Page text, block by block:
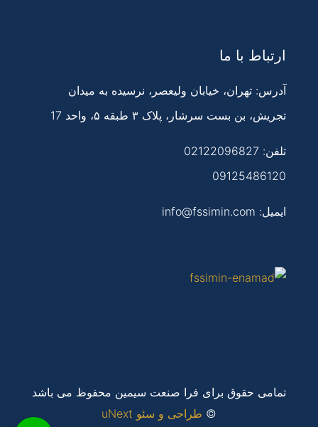
ارتباط با ما
آدرس: تهران، خیابان ولیعصر، نرسیده به میدان
تجریش، بن بست سرشار، پلاک ۳ طبقه ۵، واحد 17
تلفن: 02122096827
09125486120
ایمیل: info@fssimin.com
تمامی حقوق برای فرا صنعت سیمین محفوظ می باشد
© طراحی و سئو uNext